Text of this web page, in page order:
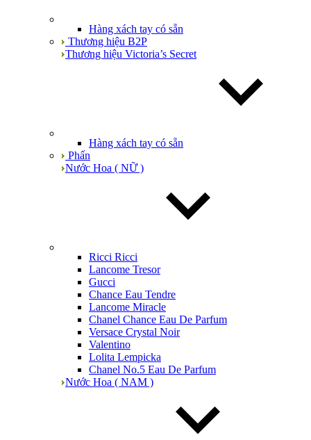
Hàng xách tay có sẵn
Thương hiệu B2P
Thương hiệu Victoria’s Secret
Hàng xách tay có sẵn
Phấn
Nước Hoa ( NỮ )
Ricci Ricci
Lancome Tresor
Gucci
Chance Eau Tendre
Lancome Miracle
Chanel Chance Eau De Parfum
Versace Crystal Noir
Valentino
Lolita Lempicka
Chanel No.5 Eau De Parfum
Nước Hoa ( NAM )